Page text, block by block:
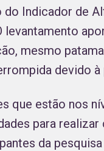
do Indicador de
levantamento
mesmo
devido à
que estão nos
para
da